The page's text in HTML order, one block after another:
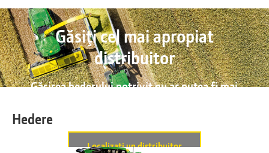
Găsiţi cel mai apropiat
distribuitor
Găsirea hederului potrivit nu ar putea fi mai
Localizaţi un distribuitor
Hedere